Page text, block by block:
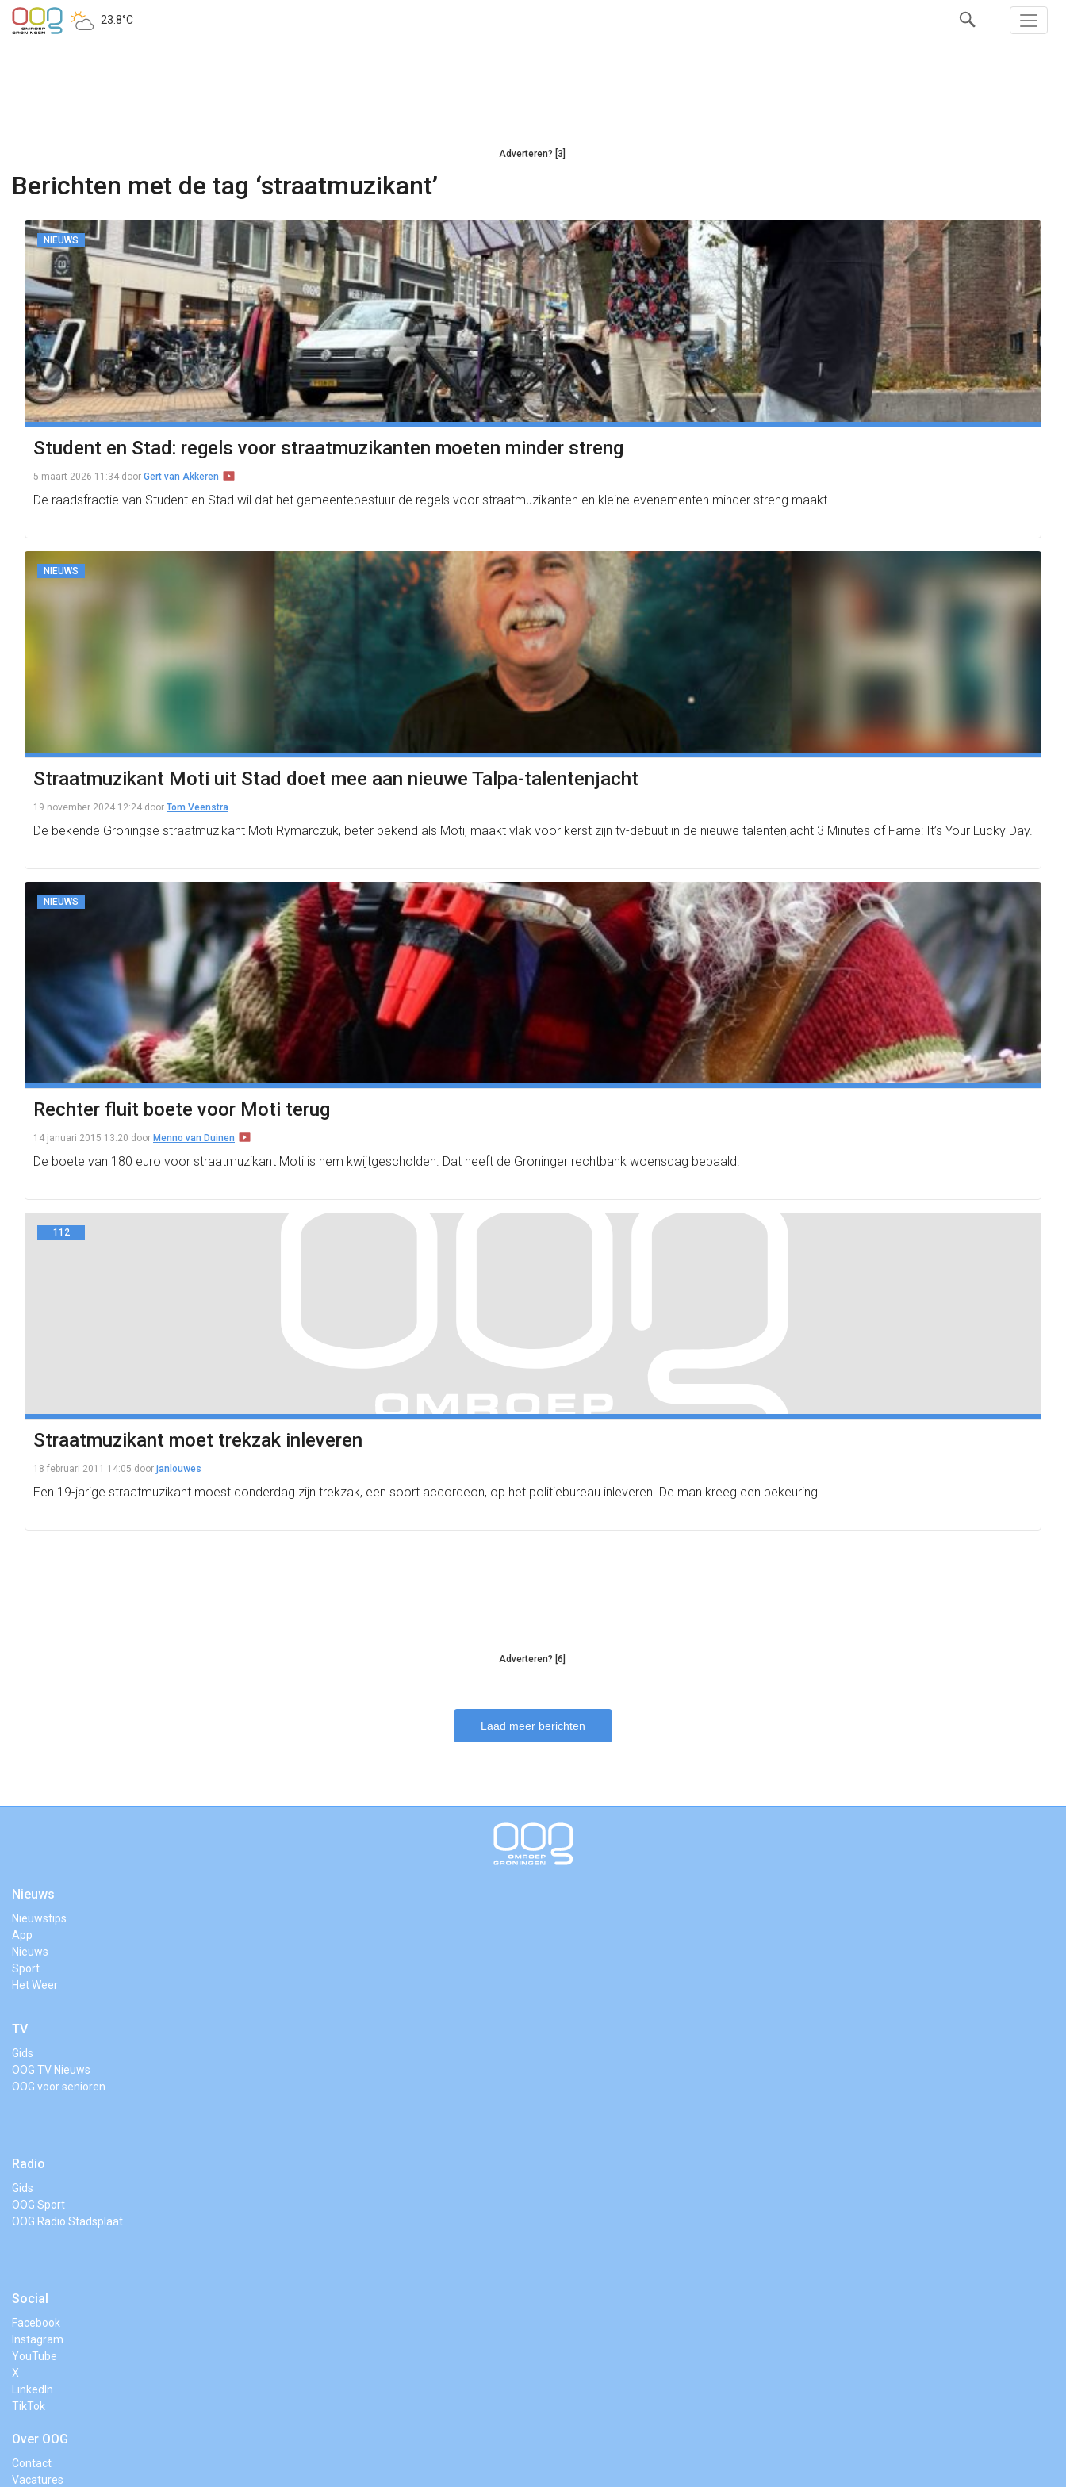
23.8°C
Adverteren? [3]
Berichten met de tag ‘straatmuzikant’
NIEUWS
Student en Stad: regels voor straatmuzikanten moeten minder streng
5 maart 2026 11:34 door Gert van Akkeren
De raadsfractie van Student en Stad wil dat het gemeentebestuur de regels voor straatmuzikanten en kleine evenementen minder streng maakt.
NIEUWS
Straatmuzikant Moti uit Stad doet mee aan nieuwe Talpa-talentenjacht
19 november 2024 12:24 door Tom Veenstra
De bekende Groningse straatmuzikant Moti Rymarczuk, beter bekend als Moti, maakt vlak voor kerst zijn tv-debuut in de nieuwe talentenjacht 3 Minutes of Fame: It’s Your Lucky Day.
NIEUWS
Rechter fluit boete voor Moti terug
14 januari 2015 13:20 door Menno van Duinen
De boete van 180 euro voor straatmuzikant Moti is hem kwijtgescholden. Dat heeft de Groninger rechtbank woensdag bepaald.
112
Straatmuzikant moet trekzak inleveren
18 februari 2011 14:05 door janlouwes
Een 19-jarige straatmuzikant moest donderdag zijn trekzak, een soort accordeon, op het politiebureau inleveren. De man kreeg een bekeuring.
Adverteren? [6]
Laad meer berichten
Nieuws
Nieuwstips
App
Nieuws
Sport
Het Weer
TV
Gids
OOG TV Nieuws
OOG voor senioren
Radio
Gids
OOG Sport
OOG Radio Stadsplaat
Social
Facebook
Instagram
YouTube
X
LinkedIn
TikTok
Over OOG
Contact
Vacatures